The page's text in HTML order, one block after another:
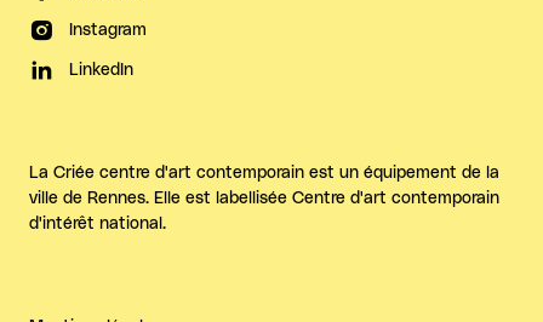
Instagram
LinkedIn
La Criée centre d'art contemporain est un équipement de la
ville de Rennes. Elle est labellisée Centre d'art contemporain
d'intérêt national.